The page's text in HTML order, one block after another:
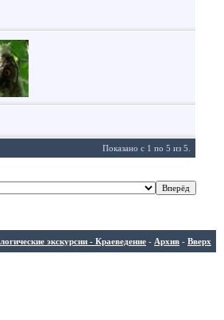
Показано с 1 по 5 из 5.
экскурсии - Краеведение - Архив - Вверх